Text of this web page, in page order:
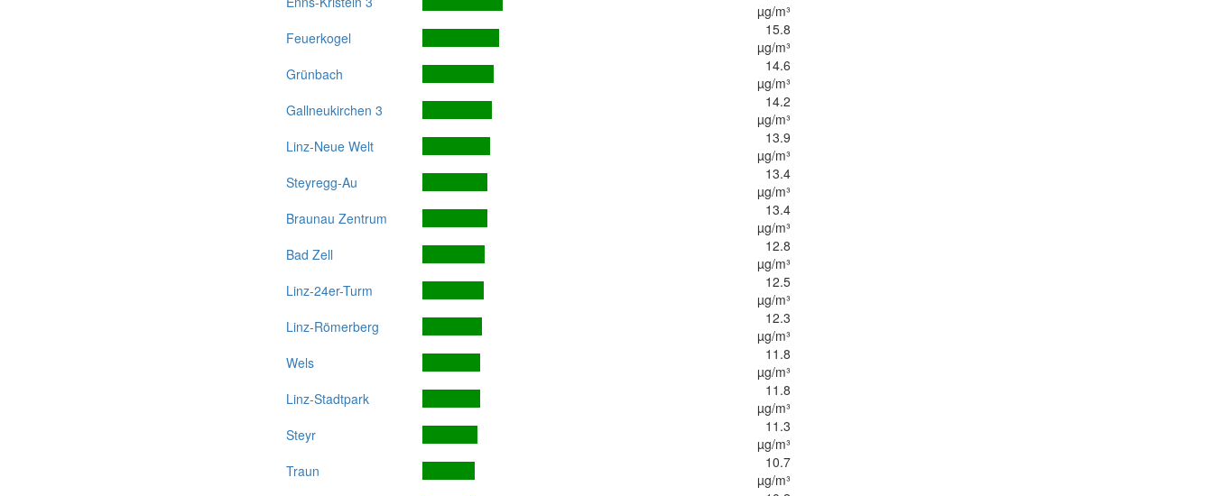
µg/m³
Feuerkogel
15.8
µg/m³
Grünbach
14.6
µg/m³
Gallneukirchen 3
14.2
µg/m³
Linz-Neue Welt
13.9
µg/m³
Steyregg-Au
13.4
µg/m³
Braunau Zentrum
13.4
µg/m³
Bad Zell
12.8
µg/m³
Linz-24er-Turm
12.5
µg/m³
Linz-Römerberg
12.3
µg/m³
Wels
11.8
µg/m³
Linz-Stadtpark
11.8
µg/m³
Steyr
11.3
µg/m³
Traun
10.7
µg/m³